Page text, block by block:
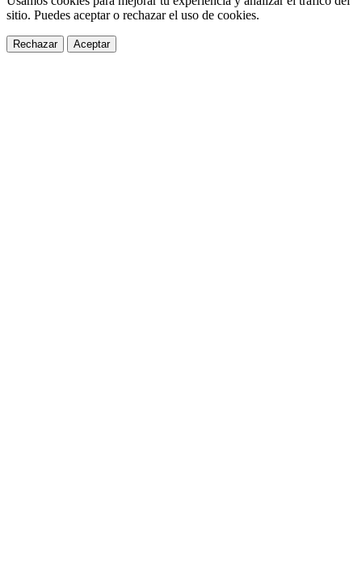
sitio. Puedes aceptar o rechazar el uso de cookies.
Rechazar Aceptar